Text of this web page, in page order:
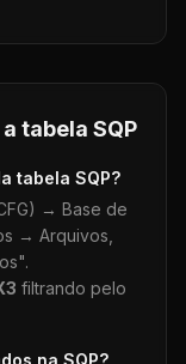
tabela SQP
tabela SQP?
→ Base de
→ Arquivos,
filtrando pelo
na SQP?